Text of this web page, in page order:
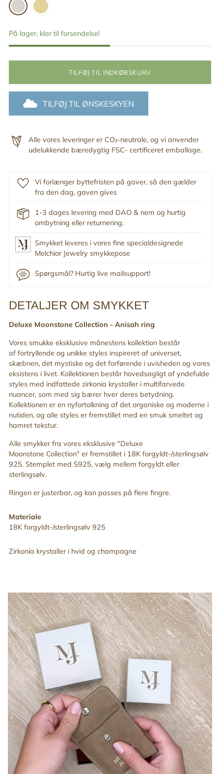
På lager, klar til forsendelse!
TILFØJ TIL INDKØBSKURV
TILFØJ TIL ØNSKESKYEN
Alle vores leveringer er CO₂-neutrale, og vi anvender
udelukkende bæredygtig FSC- certificeret emballage.
Vi forlænger byttefristen på gaver, så den gælder
fra den dag, gaven gives
1-3 dages levering med DAO & nem og hurtig
ombytning eller returnering.
Smykket leveres i vores fine specialdesignede
Melchior Jewelry smykkepose
Spørgsmål? Hurtig live mailsupport!
Tilføj
til
din
indkøbskurv
DETALJER OM SMYKKET
Deluxe Moonstone Collection - Anisah ring
Vores smukke eksklusive månestens kollektion består
af fortryllende og unikke styles inspireret af universet,
skæbnen, det mystiske og det forførende i uvisheden og vores
eksistens i livet. Kollektionen består hovedsagligt af yndefulde
styles med indfattede zirkonia krystaller i multifarvede
nuancer, som med sig bærer hver deres betydning.
Kollektionen er en nyfortolkning af det organiske og moderne i
nutiden, og alle styles er fremstillet med en smuk smeltet og
hamret tekstur.
Alle smykker fra vores eksklusive "Deluxe
Moonstone Collection" er fremstillet i 18K forgyldt-/sterlingsølv
925. Stemplet med S925, vælg mellem forgyldt eller
sterlingsølv.
Ringen er justerbar, og kan passes på flere fingre.
Materiale
18K forgyldt-/sterlingsølv 925
Zirkonia krystaller i hvid og champagne